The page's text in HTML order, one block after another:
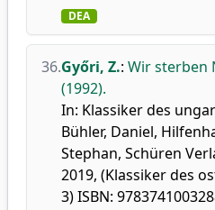
DEA
36.Győri, Z.: Wir sterben
(1992).
In: Klassiker des
Bühler, Daniel,
Stephan, Schüren
2019, (Klassiker des
3) ISBN: